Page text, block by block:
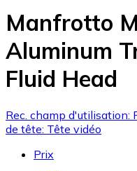
Manfrotto
Aluminum
Fluid Head
Rec. champ d'utilisation:
de tête: Tête vidéo
Prix